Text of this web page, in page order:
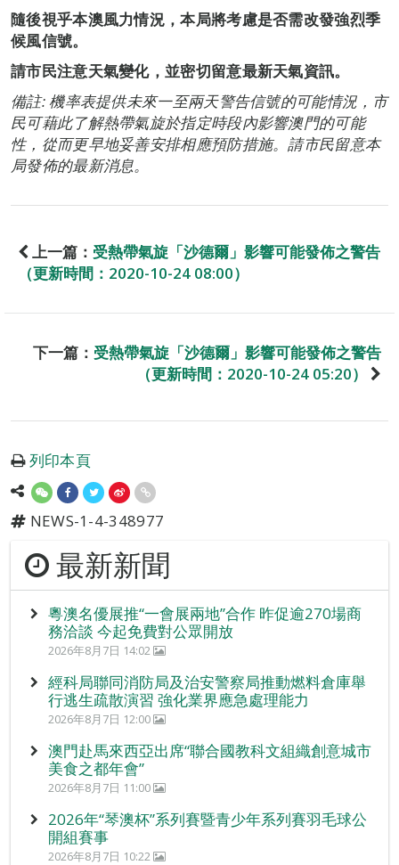
隨後視乎本澳風力情況，本局將考慮是否需改發強烈季
候風信號。
請市民注意天氣變化，並密切留意最新天氣資訊。
備註: 機率表提供未來一至兩天警告信號的可能情況，市
民可藉此了解熱帶氣旋於指定時段內影響澳門的可能
性，從而更早地妥善安排相應預防措施。請市民留意本
局發佈的最新消息。
上一篇： 受熱帶氣旋「沙德爾」影響可能發佈之警告
（更新時間：2020-10-24 08:00）
下一篇： 受熱帶氣旋「沙德爾」影響可能發佈之警告
（更新時間：2020-10-24 05:20）
列印本頁
NEWS-1-4-348977
最新新聞
粵澳名優展推“一會展兩地”合作 昨促逾270場商
務洽談 今起免費對公眾開放
2026年8月7日 14:02
經科局聯同消防局及治安警察局推動燃料倉庫舉
行逃生疏散演習 強化業界應急處理能力
2026年8月7日 12:00
澳門赴馬來西亞出席“聯合國教科文組織創意城市
美食之都年會”
2026年8月7日 11:00
2026年“琴澳杯”系列賽暨青少年系列賽羽毛球公
開組賽事
2026年8月7日 10:22